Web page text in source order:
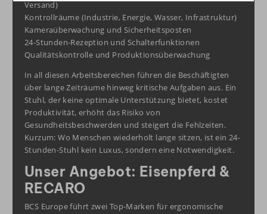
Versand)
Kontrollräume (Industrie, Energie, Wasser, Infrastruktur)
Kameraüberwachung und Sicherheitsposten
24-Stunden-Rezeption und Schalterfunktionen
Qualitätskontrolle und Produktionsüberwachung
In all diesen Arbeitsbereichen führen die Beschäftigten
über lange Zeiträume hinweg kritische Aufgaben aus. Ein
Stuhl, der keine optimale Unterstützung bietet, kostet
Produktivität, erhöht das Risiko von
Gesundheitsbeschwerden und steigert die Fehlzeiten.
Kurzum: Wo Menschen wiederholt lange sitzen, ist ein 24-
Stunden-Stuhl kein Luxus, sondern eine Notwendigkeit.
Unser Angebot: Eisenpferd &
RECARO
BCS Europe führt zwei Top-Marken für ergonomische